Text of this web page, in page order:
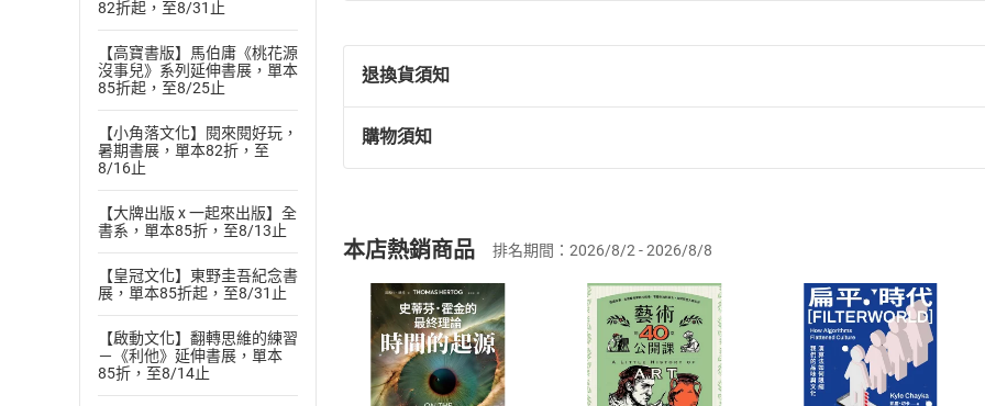
82折起，至8/31止
【高寶書版】馬伯庸《桃花源
沒事兒》系列延伸書展，單本
85折起，至8/25止
【小角落文化】閱來閱好玩，
暑期書展，單本82折，至
8/16止
【大牌出版 x 一起來出版】全
書系，單本85折，至8/13止
【皇冠文化】東野圭吾紀念書
展，單本85折起，至8/31止
【啟動文化】翻轉思維的練習
－《利他》延伸書展，單本
85折，至8/14止
退換貨須知
退換貨規定：
(一)依消費者保護法第19條第1項後段暨通訊交易解除權合理例外情事適用
(二)消費者訂購本店鋪之商品即代表知悉本店鋪所銷售之商品為電子書，
且已下載/存取電子書，不得請求退貨退款。
退貨方式：您欲取消訂單或辦理退貨時，請登入樂天市場，並於「我的訂單
貨」，本店鋪將依您的申請進行審核，待審核通過後將為您辦理退款事宜。
請注意，樂天市場須以整筆訂單為單位進行取消/退貨，恕無法以單支商品取
購物須知
挑選商品
Choose
放入購物車
Shopping cart
登入帳號
Login
購書後，如何開始使用？
本店熱銷商品 排名期間：2026/8/2 - 2026/8/8